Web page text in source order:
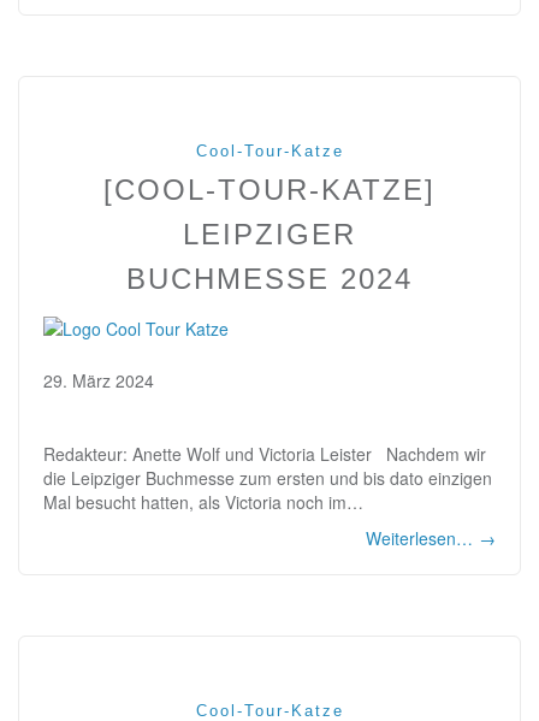
Cool-Tour-Katze
[COOL-TOUR-KATZE]
LEIPZIGER
BUCHMESSE 2024
29. März 2024
Redakteur: Anette Wolf und Victoria Leister Nachdem wir
die Leipziger Buchmesse zum ersten und bis dato einzigen
Mal besucht hatten, als Victoria noch im…
Weiterlesen… →
Cool-Tour-Katze